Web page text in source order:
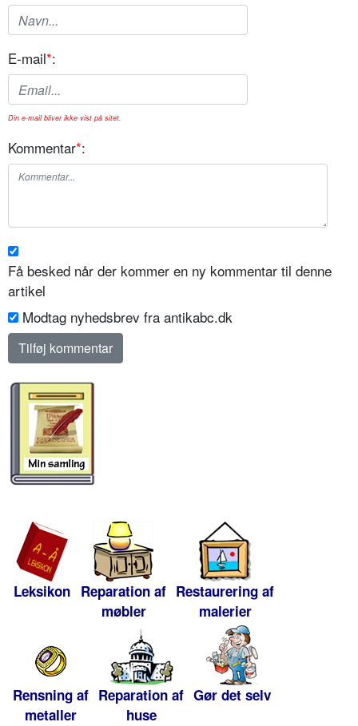
E-mail*:
Din e-mail bliver ikke vist på sitet.
Kommentar*:
Få besked når der kommer en ny kommentar til denne
artikel
Modtag nyhedsbrev fra antikabc.dk
Leksikon Reparation af
møbler
Restaurering af
malerier
Rensning af
metaller
Reparation af
huse
Gør det selv